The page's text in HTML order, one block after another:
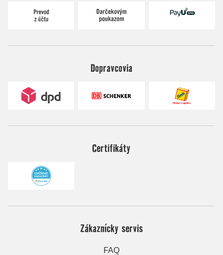
Dopravcovia
Certifikáty
Zákaznícky servis
FAQ